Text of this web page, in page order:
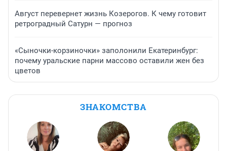
Август перевернет жизнь Козерогов. К чему готовит
ретроградный Сатурн — прогноз
«Сыночки-корзиночки» заполонили Екатеринбург:
почему уральские парни массово оставили жен без
цветов
ЗНАКОМСТВА